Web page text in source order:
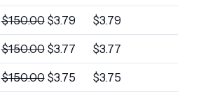
$150.00 $3.79 $3.79
$150.00 $3.77 $3.77
$150.00 $3.75 $3.75